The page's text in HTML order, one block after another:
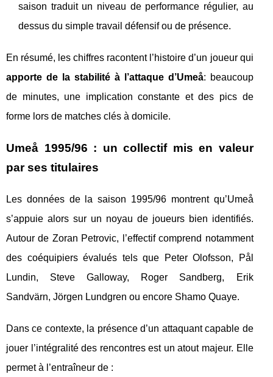
saison traduit un niveau de performance régulier, au
dessus du simple travail défensif ou de présence.
En résumé, les chiffres racontent l’histoire d’un joueur qui
apporte de la stabilité à l’attaque d’Umeå: beaucoup
de minutes, une implication constante et des pics de
forme lors de matches clés à domicile.
Umeå 1995/96 : un collectif mis en valeur
par ses titulaires
Les données de la saison 1995/96 montrent qu’Umeå
s’appuie alors sur un noyau de joueurs bien identifiés.
Autour de Zoran Petrovic, l’effectif comprend notamment
des coéquipiers évalués tels que Peter Olofsson, Pål
Lundin, Steve Galloway, Roger Sandberg, Erik
Sandvärn, Jörgen Lundgren ou encore Shamo Quaye.
Dans ce contexte, la présence d’un attaquant capable de
jouer l’intégralité des rencontres est un atout majeur. Elle
permet à l’entraîneur de :